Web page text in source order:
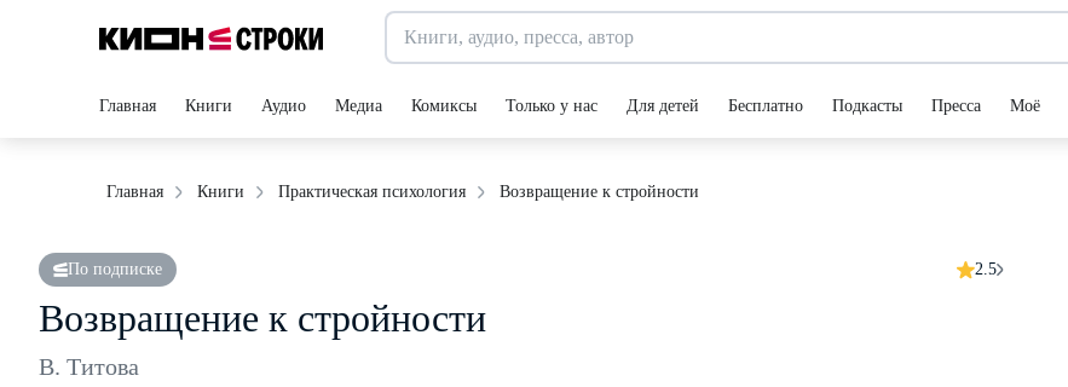
Главная Книги Аудио Медиа Комиксы Только у нас Для детей Бесплатно Подкасты Пресса Моё
Главная Книги Практическая психология Возвращение к стройности
По подписке 2.5
Возвращение к стройности
В. Титова